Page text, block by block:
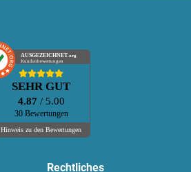
AUSGEZEICHNET.org
Kundenbewertungen
SEHR GUT
4.87 / 5.00
30 Bewertungen
Hinweis zu den Bewertungen
Rechtliches